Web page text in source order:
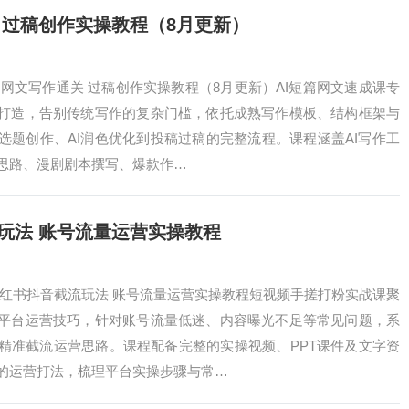
稿创作实操教程（8月更新）
文写作通关 过稿创作实操教程（8月更新）AI短篇网文速成课专
造，告别传统写作的复杂门槛，依托成熟写作模板、结构框架与
题创作、AI润色优化到投稿过稿的完整流程。课程涵盖AI写作工
路、漫剧剧本撰写、爆款作…
法 账号流量运营实操教程
书抖音截流玩法 账号流量运营实操教程短视频手搓打粉实战课聚
台运营技巧，针对账号流量低迷、内容曝光不足等常见问题，系
准截流运营思路。课程配备完整的实操视频、PPT课件及文字资
运营打法，梳理平台实操步骤与常…